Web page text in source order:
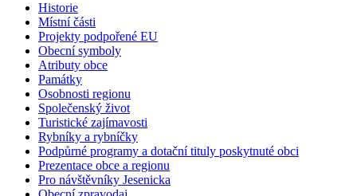
Historie
Místní části
Projekty podpořené EU
Obecní symboly
Atributy obce
Památky
Osobnosti regionu
Společenský život
Turistické zajímavosti
Rybníky a rybníčky
Podpůrné programy a dotační tituly poskytnuté obci
Prezentace obce a regionu
Pro návštěvníky Jesenicka